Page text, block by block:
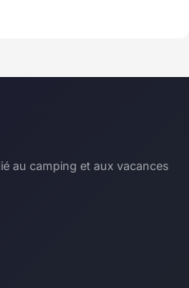
au camping et aux vacances